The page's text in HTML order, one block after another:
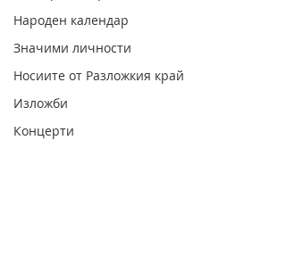
Народен календар
Значими личности
Носиите от Разложкия край
Изложби
Концерти